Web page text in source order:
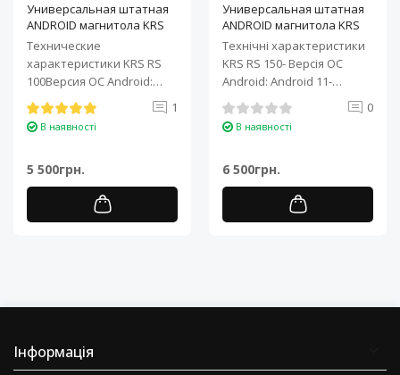
Универсальная штатная
ANDROID магнитола KRS
RS 100 9" 1/32 GB
Технические
характеристики KRS RS
100Версия ОС Android:
Android 11Процессор: 4-
ядерный ARM Cortex-A7..
1
В наявності
5 500грн.
Универсальная штатная
ANDROID магнитола KRS
RS 150 10" 2/32 GB
Технічні характеристики
KRS RS 150- Версія ОС
Android: Android 11-
Процесор: 4-ядерний ARM
Cortex-A7..
0
В наявності
6 500грн.
Інформація